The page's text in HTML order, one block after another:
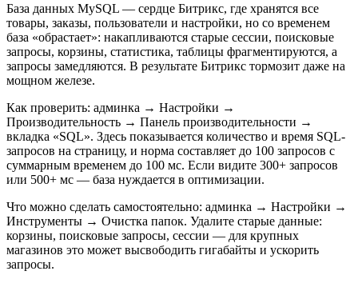
База данных MySQL — сердце Битрикс, где хранятся все
товары, заказы, пользователи и настройки, но со временем
база «обрастает»: накапливаются старые сессии, поисковые
запросы, корзины, статистика, таблицы фрагментируются, а
запросы замедляются. В результате Битрикс тормозит даже на
мощном железе.
Как проверить: админка → Настройки →
Производительность → Панель производительности →
вкладка «SQL». Здесь показывается количество и время SQL-
запросов на страницу, и норма составляет до 100 запросов с
суммарным временем до 100 мс. Если видите 300+ запросов
или 500+ мс — база нуждается в оптимизации.
Что можно сделать самостоятельно: админка → Настройки →
Инструменты → Очистка папок. Удалите старые данные:
корзины, поисковые запросы, сессии — для крупных
магазинов это может высвободить гигабайты и ускорить
запросы.